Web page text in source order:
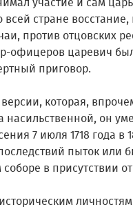
участие и сам
всей стране
против отцовских
офицеров царевич
приговор.
которая,
насильственной, он
7 июля 1718 года
пыток или
в присутствии